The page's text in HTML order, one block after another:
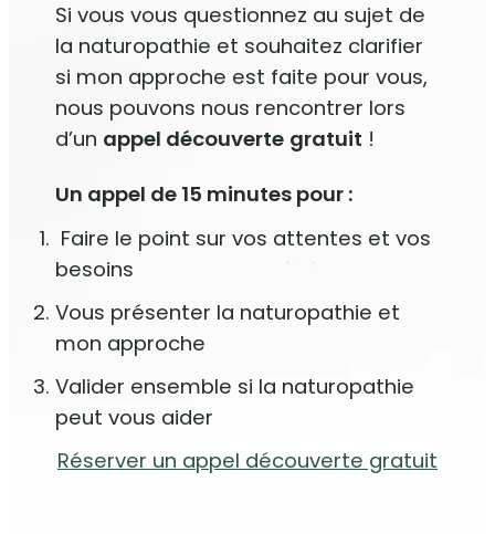
Si vous vous questionnez au sujet de
la naturopathie et souhaitez clarifier
si mon approche est faite pour vous,
nous pouvons nous rencontrer lors
d’un appel découverte gratuit !
Un appel de 15 minutes pour :
Faire le point sur vos attentes et vos
besoins
Vous présenter la naturopathie et
mon approche
Valider ensemble si la naturopathie
peut vous aider
Réserver un appel découverte gratuit